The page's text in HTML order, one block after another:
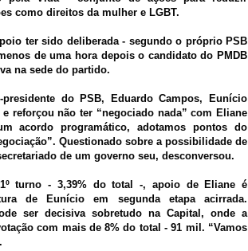
como direitos da mulher e LGBT.
ter sido deliberada - segundo o próprio PSB
de uma hora depois o candidato do PMDB
na sede do partido.
do PSB, Eduardo Campos, Eunício
reforçou não ter “negociado nada” com Eliane
acordo programático, adotamos pontos do
Questionado sobre a possibilidade de
de um governo seu, desconversou.
turno - 3,39% do total -, apoio de Eliane é
de Eunício em segunda etapa acirrada.
ser decisiva sobretudo na Capital, onde a
com mais de 8% do total - 91 mil. “Vamos